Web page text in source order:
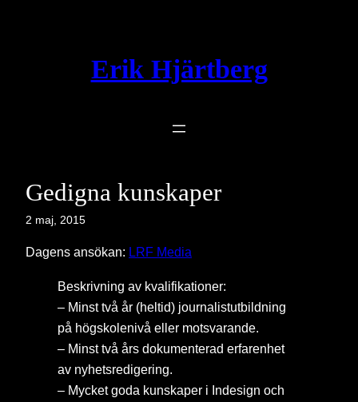
Erik Hjärtberg
Gedigna kunskaper
2 maj, 2015
Dagens ansökan: LRF Media
Beskrivning av kvalifikationer:
– Minst två år (heltid) journalistutbildning
på högskolenivå eller motsvarande.
– Minst två års dokumenterad erfarenhet
av nyhetsredigering.
– Mycket goda kunskaper i Indesign och